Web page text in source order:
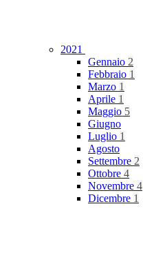
2021
Gennaio 2
Febbraio 1
Marzo 1
Aprile 1
Maggio 5
Giugno
Luglio 1
Agosto
Settembre 2
Ottobre 4
Novembre 4
Dicembre 1